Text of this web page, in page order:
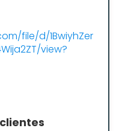
file/d/1BwiyhZer
view?